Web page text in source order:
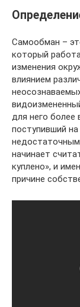
Самообман –
который
изменения
влиянием
для него более
поступивший
недостаточным
начинает
куплено», и
причине